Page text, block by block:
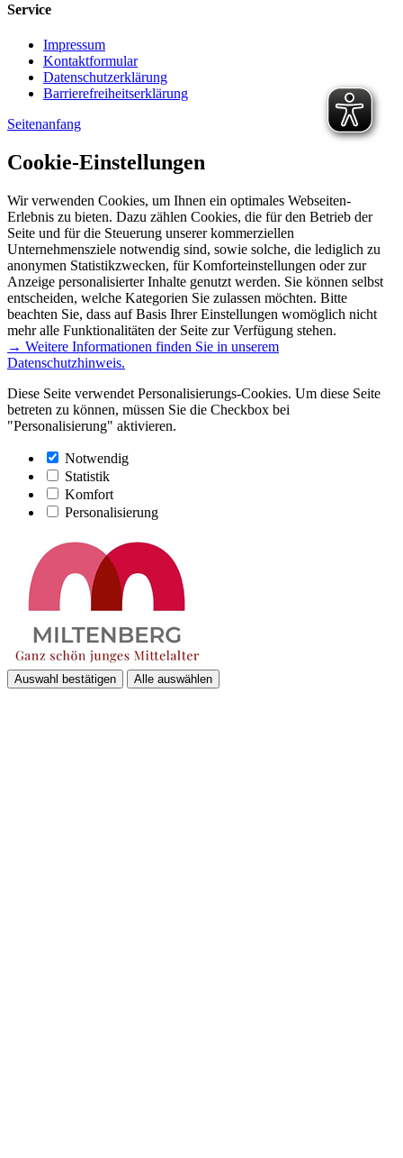
Service
Impressum
Kontaktformular
Datenschutzerklärung
Barrierefreiheitserklärung
Seitenanfang
Cookie-Einstellungen
Wir verwenden Cookies, um Ihnen ein optimales Webseiten-
Erlebnis zu bieten. Dazu zählen Cookies, die für den Betrieb der
Seite und für die Steuerung unserer kommerziellen
Unternehmensziele notwendig sind, sowie solche, die lediglich zu
anonymen Statistikzwecken, für Komforteinstellungen oder zur
Anzeige personalisierter Inhalte genutzt werden. Sie können selbst
entscheiden, welche Kategorien Sie zulassen möchten. Bitte
beachten Sie, dass auf Basis Ihrer Einstellungen womöglich nicht
mehr alle Funktionalitäten der Seite zur Verfügung stehen.
→ Weitere Informationen finden Sie in unserem
Datenschutzhinweis.
Diese Seite verwendet Personalisierungs-Cookies. Um diese Seite
betreten zu können, müssen Sie die Checkbox bei
"Personalisierung" aktivieren.
Notwendig
Statistik
Komfort
Personalisierung
Auswahl bestätigen Alle auswählen